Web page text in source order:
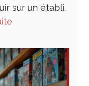
sur un établi.